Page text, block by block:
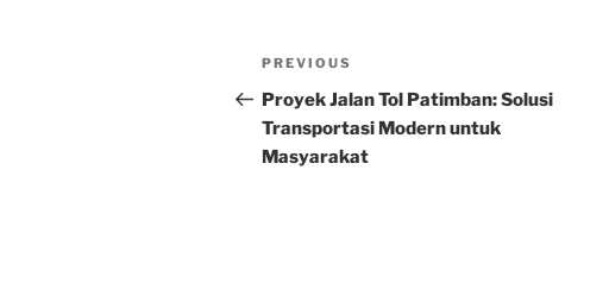
Post
navigation
Previous
Post
PREVIOUS
Proyek Jalan Tol Patimban: Solusi
Transportasi Modern untuk
Masyarakat